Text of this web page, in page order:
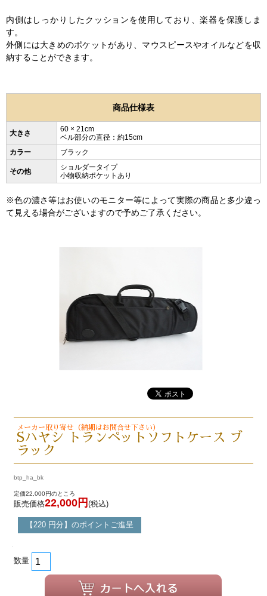
内側はしっかりしたクッションを使用しており、楽器を保護しま
す。
外側には大きめのポケットがあり、マウスピースやオイルなどを収
納することができます。
商品仕様表
大きさ
60 × 21cm
ベル部分の直径：約15cm
カラー
ブラック
その他
ショルダータイプ
小物収納ポケットあり
※色の濃さ等はお使いのモニター等によって実際の商品と多少違っ
て見える場合がございますので予めご了承ください。
メーカー取り寄せ（納期はお問合せ下さい）
Sハヤシ トランペットソフトケース ブ
ラック
btp_ha_bk
定価22,000円のところ
販売価格22,000円 (税込)
【220 円分】のポイントご進呈
数量